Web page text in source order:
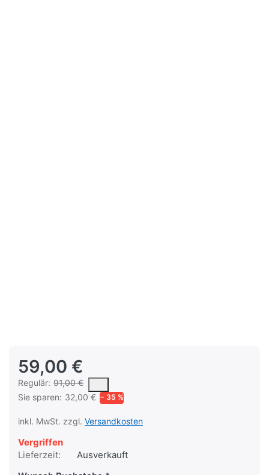
59,00 €
Regulär: 91,00 €
Es handelt sich um den mittleren Verkaufspreis, den Kunden
Sie sparen: 32,00 € − 35 %
inkl. MwSt. zzgl. Versandkosten
Vergriffen
Lieferzeit:
Ausverkauft